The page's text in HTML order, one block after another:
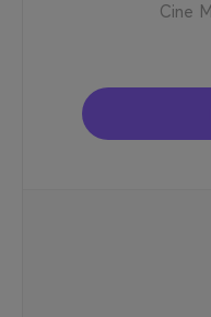
Cine